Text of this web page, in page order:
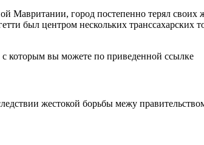
Мавритании, город постепенно терял своих
был центром нескольких
вы можете по приведенной ссылке
жестокой борьбы межу